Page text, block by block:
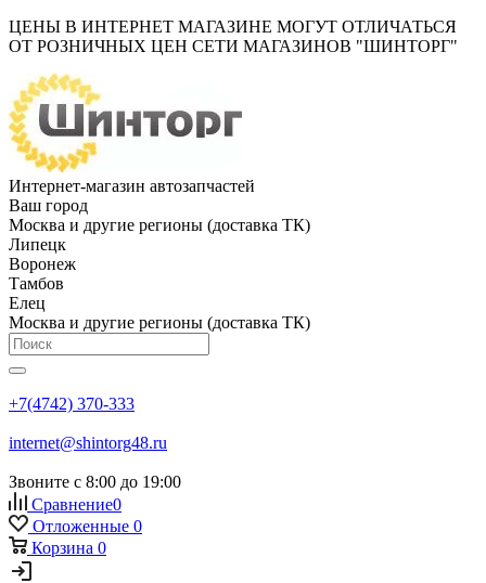
ЦЕНЫ В ИНТЕРНЕТ МАГАЗИНЕ МОГУТ ОТЛИЧАТЬСЯ
ОТ РОЗНИЧНЫХ ЦЕН СЕТИ МАГАЗИНОВ "ШИНТОРГ"
Интернет-магазин автозапчастей
Ваш город
Москва и другие регионы (доставка ТК)
Липецк
Воронеж
Тамбов
Елец
Москва и другие регионы (доставка ТК)
+7(4742) 370-333
internet@shintorg48.ru
Звоните с 8:00 до 19:00
Сравнение0
Отложенные 0
Корзина 0